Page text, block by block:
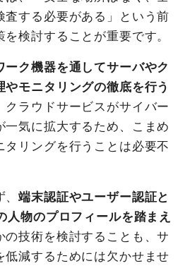
査する必要がある」という前
検討することが重要です。
ーク機器を通してサーバやク
モニタリングの徹底を行う
クラウドサービスがサイバー
一気に拡大するため、こまめ
タリングを行うことは必要不
、端末認証やユーザー認証と
人物のプロフィールを踏まえ
の技術を検討することも、サ
低減するためには欠かせませ